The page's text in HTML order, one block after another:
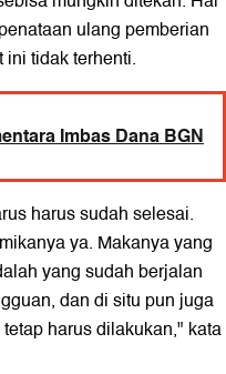
ulang pemberian
ini tidak terhenti.
Imbas Dana BGN
harus sudah selesai.
ya. Makanya yang
yang sudah berjalan
dan di situ pun juga
harus dilakukan," kata